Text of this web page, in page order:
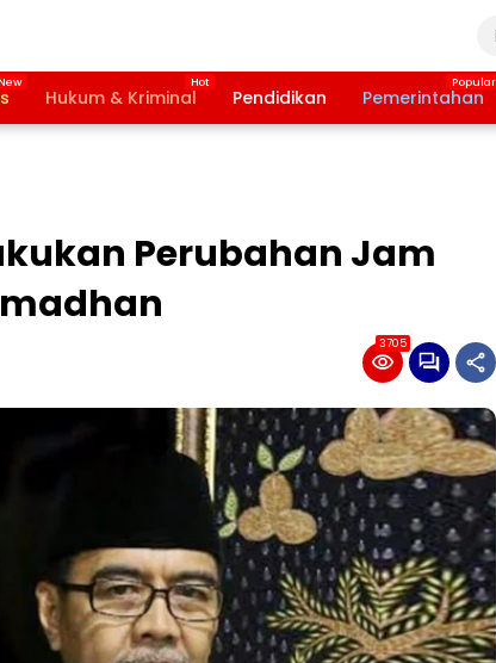
Hukum & Kriminal Pendidikan Pemerintahan
Perubahan Jam
3705